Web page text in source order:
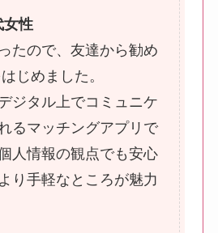
女性
たので、友達から勧め
じめました。
ジタル上でコミュニケ
るマッチングアプリで
人情報の観点でも安心
り手軽なところが魅力